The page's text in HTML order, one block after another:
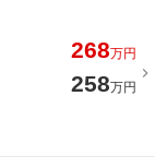
268万円
258万円